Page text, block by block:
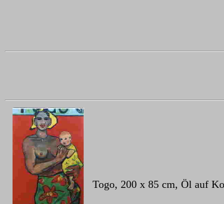
Togo, 200 x 85 cm, Öl auf